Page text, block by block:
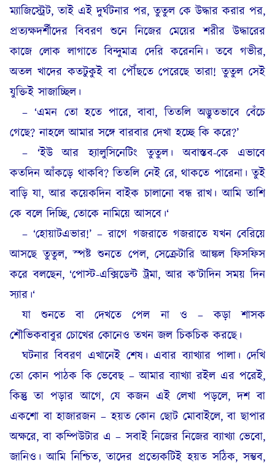
ম্যাজিস্ট্রেট, তাই এই দুর্ঘটনার পর, তুতুল কে উদ্ধার করার পর,
প্রত্যক্ষদর্শীদের বিবরণ শুনে নিজের মেয়ের শরীর উদ্ধারের
কাজে লোক লাগাতে বিন্দুমাত্র দেরি করেননি। তবে গভীর,
অতল খাদের কতটুকুই বা পৌঁছতে পেরেছে তারা! তুতুল সেই
যুক্তিই সাজাচ্ছিল।
– ‘এমন তো হতে পারে, বাবা, তিতলি অদ্ভুতভাবে বেঁচে
গেছে? নাহলে আমার সঙ্গে বারবার দেখা হচ্ছে কি করে?’
– ‘ইউ আর হ্যালুসিনেটিং তুতুল। অবাস্তব-কে এভাবে
কতদিন আঁকড়ে থাকবি? তিতলি নেই রে, থাকতে পারেনা। তুই
বাড়ি যা, আর কয়েকদিন বাইক চালানো বন্ধ রাখ। আমি তাশি
কে বলে দিচ্ছি, তোকে নামিয়ে আসবে।‘
– ‘হোয়াটএভার!’ – রাগে গজরাতে গজরাতে যখন বেরিয়ে
আসছে তুতুল, স্পষ্ট শুনতে পেল, সেক্রেটারি আঙ্কল ফিসফিস
করে বলছেন, ‘পোস্ট-এক্সিডেন্ট ট্রমা, আর ক’টাদিন সময় দিন
স্যার।‘
যা শুনতে বা দেখতে পেল না ও – কড়া শাসক
শৌভিকবাবুর চোখের কোনেও তখন জল চিকচিক করছে।
ঘটনার বিবরণ এখানেই শেষ। এবার ব্যাখ্যার পালা। দেখি
তো কোন পাঠক কি ভেবেছ – আমার ব্যাখ্যা রইল এর পরেই,
কিন্তু তা পড়ার আগে, যে কজন এই লেখা পড়লে, দশ বা
একশো বা হাজারজন – হয়ত কোন ছোট মোবাইলে, বা ছাপার
অক্ষরে, বা কম্পিউটার এ – সবাই নিজের নিজের ব্যাখ্যা ভেবো,
জানিও। আমি নিশ্চিত, তাদের প্রত্যেকটিই হয়ত সঠিক, সম্ভব,